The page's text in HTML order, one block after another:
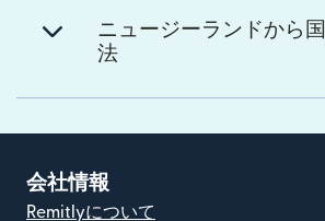
ニュージーランドから
法
会社情報
Remitlyについて